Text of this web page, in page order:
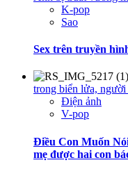
K-pop
Sao
Sex trên truyền
trong biển lửa,
Điện ảnh
V-pop
Điều Con Muốn
mẹ được hai con